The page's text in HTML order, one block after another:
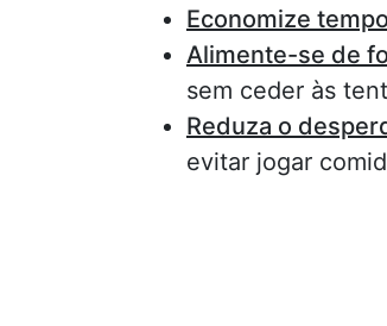
Economize tempo
Alimente-se de
sem ceder às
Reduza o
evitar jogar